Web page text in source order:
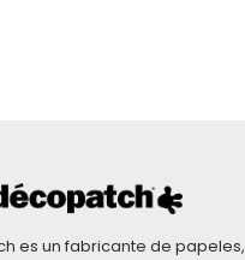
es un fabricante de papeles,